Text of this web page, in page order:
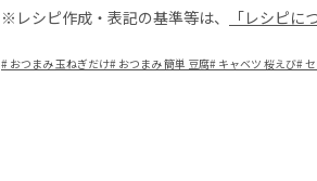
※レシピ作成・表記の基準等は、
「レシピに
# おつまみ 玉ねぎだけ# おつまみ 簡単 豆腐# キャベツ 桜えび#